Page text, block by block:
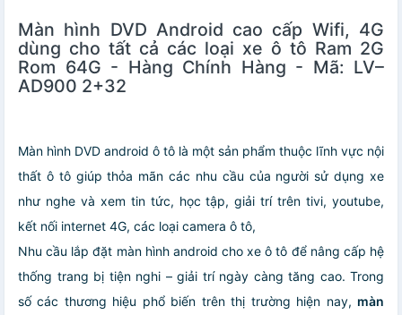
Màn hình DVD Android cao cấp Wifi, 4G
dùng cho tất cả các loại xe ô tô Ram 2G
Rom 64G - Hàng Chính Hàng - Mã: LV–
AD900 2+32
Màn hình DVD android ô tô là một sản phẩm thuộc lĩnh vực nội
thất ô tô giúp thỏa mãn các nhu cầu của người sử dụng xe
như nghe và xem tin tức, học tập, giải trí trên tivi, youtube,
kết nối internet 4G, các loại camera ô tô,
Nhu cầu lắp đặt màn hình android cho xe ô tô để nâng cấp hệ
thống trang bị tiện nghi – giải trí ngày càng tăng cao. Trong
số các thương hiệu phổ biến trên thị trường hiện nay, màn